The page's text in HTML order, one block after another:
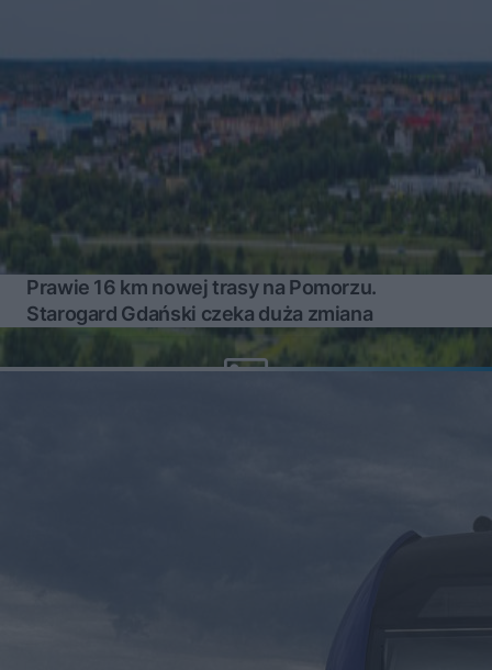
Prawie 16 km nowej trasy na Pomorzu.
Starogard Gdański czeka duża zmiana